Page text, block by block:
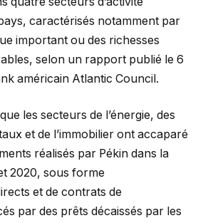
caractérisés notamment par
important ou des richesses
selon un rapport publié le 6
américain Atlantic Council.
les secteurs de l’énergie, des
et de l’immobilier ont accaparé
réalisés par Pékin dans la
2020, sous forme
et de contrats de
par des prêts décaissés par les